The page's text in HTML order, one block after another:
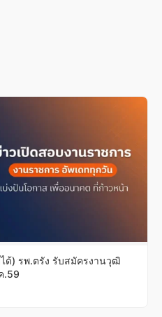
ด้) รพ.ตรัง รับสมัครงานวุฒิ
.59